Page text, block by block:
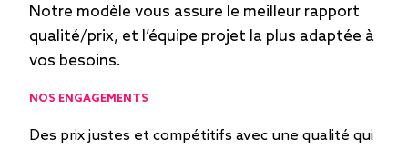
Notre modèle vous assure le meilleur rapport
qualité/prix, et l’équipe projet la plus adaptée à
vos besoins.
NOS ENGAGEMENTS
Des prix justes et compétitifs avec une qualité qui